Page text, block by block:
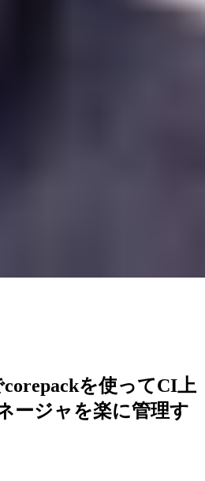
を使ってCI上
ージャを楽に管理す